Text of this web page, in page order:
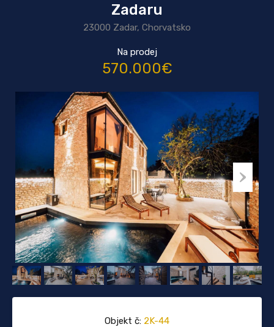
Zadaru
23000 Zadar, Chorvatsko
Na prodej
570.000€
Objekt č: 2K-44